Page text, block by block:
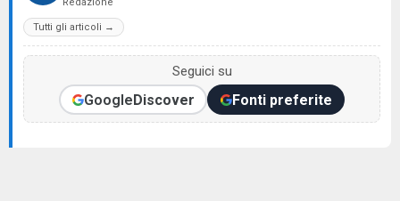
Tutti gli articoli →
Seguici su
GoogleDiscover Fonti preferite